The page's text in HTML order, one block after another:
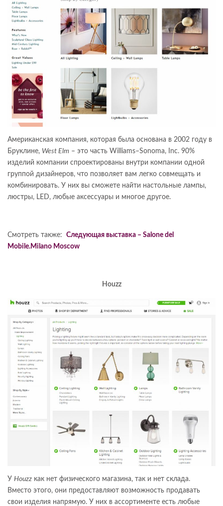
Американская компания, которая была основана в 2002 году в
Бруклине, West Elm – это часть Williams–Sonoma, Inc. 90%
изделий компании спроектированы внутри компании одной
группой дизайнеров, что позволяет вам легко совмещать и
комбинировать. У них вы сможете найти настольные лампы,
люстры, LED, любые аксессуары и многое другое.
Смотреть также: Следующая выставка – Salone del
Mobile.Milano Moscow
Houzz
У Houzz как нет физического магазина, так и нет склада.
Вместо этого, они предоставляют возможность продавать
свои изделия напрямую. У них в ассортименте есть любые